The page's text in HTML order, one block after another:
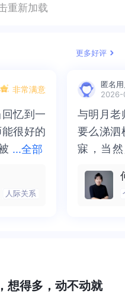
（她说是为了搞钱）
是骗骗骗 但是她怀了
来了 于是她又骗骗骗
毕竟有前车之鉴 但是我
吃穿住都靠她 因为我爸
本支撑不了学习开销
我们）在这几年当中 我
造人设 大概是她在家
别爱装大款 在父母的P
520 因为小时候挨了
别土鳖 加剧了我的自
半年认识了一个新的
经偷偷摸摸过了八个
毕竟有前车之鉴 但是我
吃穿住都靠她 因为我爸
本支撑不了学习开销
我们）在这几年当中 我
真的很痛苦 我姐姐在这
爱装大款 在父母的P
成绩上中等 高中为了
活在这种环境中 我是
力感 负能量 每天精神
式的影响，成为了现
好面子容易生气，而
样子都不能决定你成为
好面子，但你可以努
不一样的人。原生家庭
里。看得出来大姐的行
线。无论是对婚姻的忠
妥协，成为你自己讨
直在你手里，当你屈服
显的。想要摆脱原生
，那么就去选择成为
影响，成为了现在的
子容易生气，而母亲
不能决定你成为的样
子，但你可以努力学
样的人。原生家庭不
。看得出来大姐的行为
。无论是对婚姻的忠
妥协，成为你自己讨
直在你手里，当你屈服
显的。想要摆脱原生
，那么就去选择成为
重新加载
更多好评
非常满意
...全部
忆到一
很好的
到了，
时的情
。很感
忆到一
很好的
住了。
且当咨
，我感
谢咨询
人际关系
匿名
2026-
与明月老
要么涕泗
寐，当
来，觉
再困于
与明月老
要么涕泗
寐，当然
不必再
梏，更